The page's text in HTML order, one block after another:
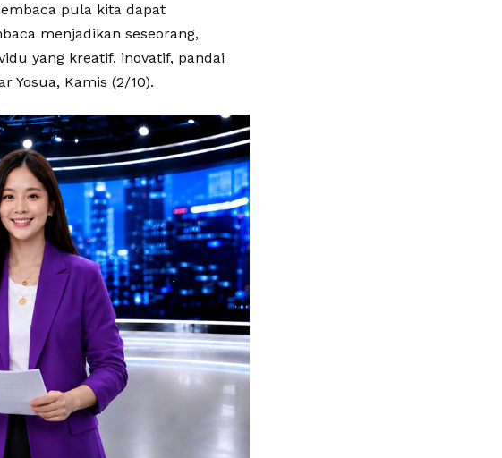
pula kita dapat
menjadikan seseorang,
yang kreatif, inovatif, pandai
Yosua, Kamis (2/10).